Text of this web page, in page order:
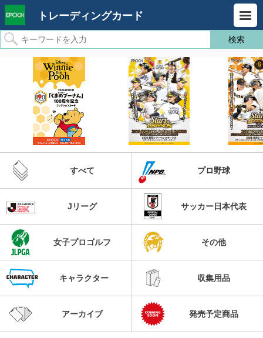
トレーディングカード
すべて プロ野球
Jリーグ サッカー日本代表
女子プロゴルフ その他
キャラクター 収集用品
アーカイブ 発売予定商品